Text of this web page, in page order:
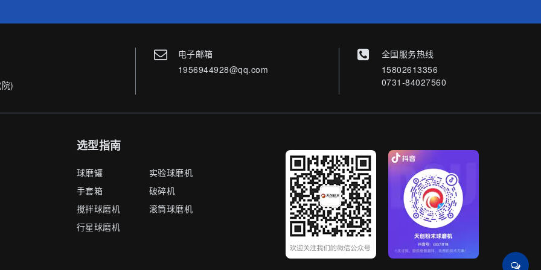
)
电子邮箱
1956944928@qq.com
全国服务热线
15802613356
0731-84027560
选型指南
球磨罐
实验球磨机
手套箱
破碎机
搅拌球磨机
滚筒球磨机
行星球磨机